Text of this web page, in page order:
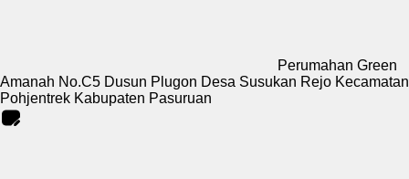
Perumahan Green
Amanah No.C5 Dusun Plugon Desa Susukan Rejo Kecamatan
Pohjentrek Kabupaten Pasuruan